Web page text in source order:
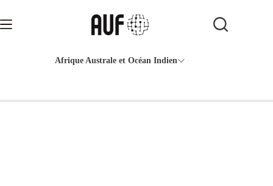
contenu
Afrique Australe et Océan Indien